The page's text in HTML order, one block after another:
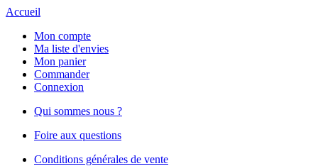
Accueil
Mon compte
Ma liste d'envies
Mon panier
Commander
Connexion
Qui sommes nous ?
Foire aux questions
Conditions générales de vente